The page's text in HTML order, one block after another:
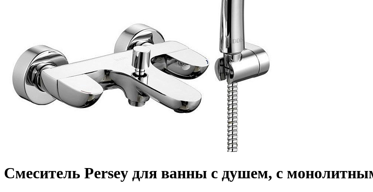
Смеситель Persey для ванны с душем, с